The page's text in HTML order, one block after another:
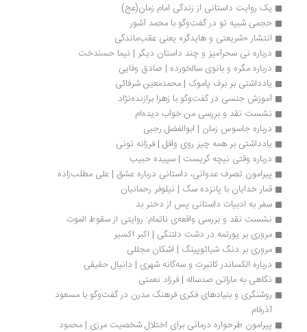
یک روایت داستانی از زندگی امام زمان(عج)
حجمی شبیه تو در گفت‌وگو با محمد آشور
انتشار «شریعتی و هایدگر» یعنی عقب‌ماندگی
درباره نی سحرآمیز و چند داستان دیگر | نیما حسندخت
درباره مگره و بانوی سالخورده | صادق وفایی
یادداشتی بر برف پاموک | محمدمعین شرفائی
آموزش جنسی در گفت‌وگو با زهرا برازنده‌نژاد
نشست نقد و بررسی من خواب دیده‌ام
درباره جاسوس زمان | ابوالفضل رجبی
یادداشتی بر همه ‌چیز روی وافل | فرزانه تونی
درباره وقتی نیچه گریست | سپیده حبیب
پیرامون تصرف عدوانی، داستانی درباره عشق | علی مطلب‌زاده
قمار خدایان با پانزده سگ | نیلوفر رحمانیان
سفر به ادبیات داستانی پس از دختر بد
نشست نقد و بررسی واقعه‌ی ناتمام: روایتی از سقوط الموت
مروری بر یورتمه در دشت دلتنگی | اکبر اکسیر
مروری بر دنگ شیائوپینگ | اشکان مجللی
درباره الکساندر کاتبرت و سه‌گانه‌ شهری | دانیال حقیقی
نگاهی به ماراتن صدساله | فرزاد نعمتی
روشنگری و بنیادهای فکری فرهنگ مدرن در گفت‌وگو با مسعود